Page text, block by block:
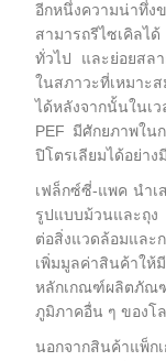
อีกหนึ่งความน่าทึ่
สามารถรีไซเคิล
ทั่วไป และย่อยสลา
ในสภาวะที่เหมาะ
ได้หลังจากนั้นใน
PEF มีศักยภาพใน
ปิโตรเลียมได้อย่า
เฟล็กซ์ซี่-แพค นำเ
รูปแบบม้วนและถุง
ต่อสิ่งแวดล้อมแล
เพิ่มมูลค่าสินค้าให้
หลักเกณฑ์ผลิตภัณ
ภูมิภาคอื่น ๆ ของโ
นอกจากสินค้าแพ็ก